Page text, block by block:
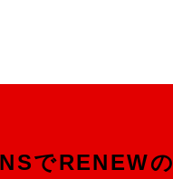
でRENEWの